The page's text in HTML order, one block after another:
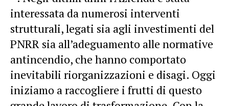
interessata da numerosi interventi
strutturali, legati sia agli investimenti del
PNRR sia all’adeguamento alle normative
antincendio, che hanno comportato
inevitabili riorganizzazioni e disagi. Oggi
iniziamo a raccogliere i frutti di questo